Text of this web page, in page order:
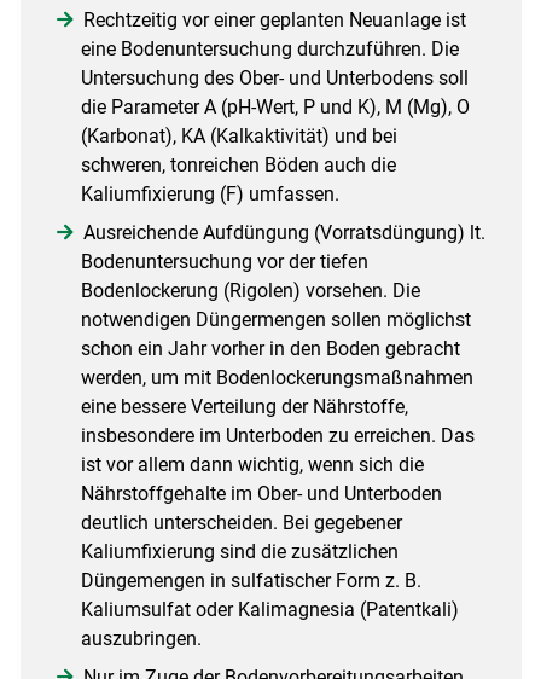
Rechtzeitig vor einer geplanten Neuanlage ist
eine Bodenuntersuchung durchzuführen. Die
Untersuchung des Ober- und Unterbodens soll
die Parameter A (pH-Wert, P und K), M (Mg), O
(Karbonat), KA (Kalkaktivität) und bei
schweren, tonreichen Böden auch die
Kaliumfixierung (F) umfassen.
Ausreichende Aufdüngung (Vorratsdüngung) lt.
Bodenuntersuchung vor der tiefen
Bodenlockerung (Rigolen) vorsehen. Die
notwendigen Düngermengen sollen möglichst
schon ein Jahr vorher in den Boden gebracht
werden, um mit Bodenlockerungsmaßnahmen
eine bessere Verteilung der Nährstoffe,
insbesondere im Unterboden zu erreichen. Das
ist vor allem dann wichtig, wenn sich die
Nährstoffgehalte im Ober- und Unterboden
deutlich unterscheiden. Bei gegebener
Kaliumfixierung sind die zusätzlichen
Düngemengen in sulfatischer Form z. B.
Kaliumsulfat oder Kalimagnesia (Patentkali)
auszubringen.